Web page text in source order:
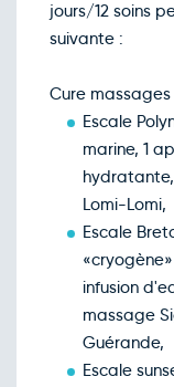
jours/12 soins
suivante :
Cure massages
Escale
marine, 1
Lomi-Lomi,
Escale
infusion
massage
Guérande,
Escale